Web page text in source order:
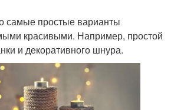
самые простые варианты
красивыми. Например, простой
и декоративного шнура.